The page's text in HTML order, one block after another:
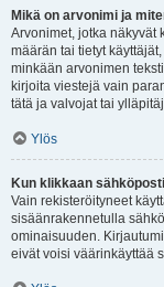
Mikä on arvonimi ja
Arvonimet, jotka näkyvät
määrän tai tietyt
minkään arvonimen
kirjoita viestejä vain
tätä ja valvojat tai
Ylös
Kun klikkaan
Vain rekisteröityneet
sisäänrakennetulla
ominaisuuden.
eivät voisi väärinkäyttää